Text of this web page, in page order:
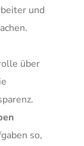
und
über
so,